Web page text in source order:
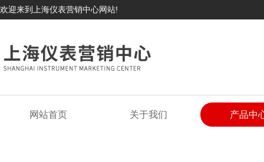
欢迎来到上海仪表营销中心网站!
网站首页 关于我们 产品中